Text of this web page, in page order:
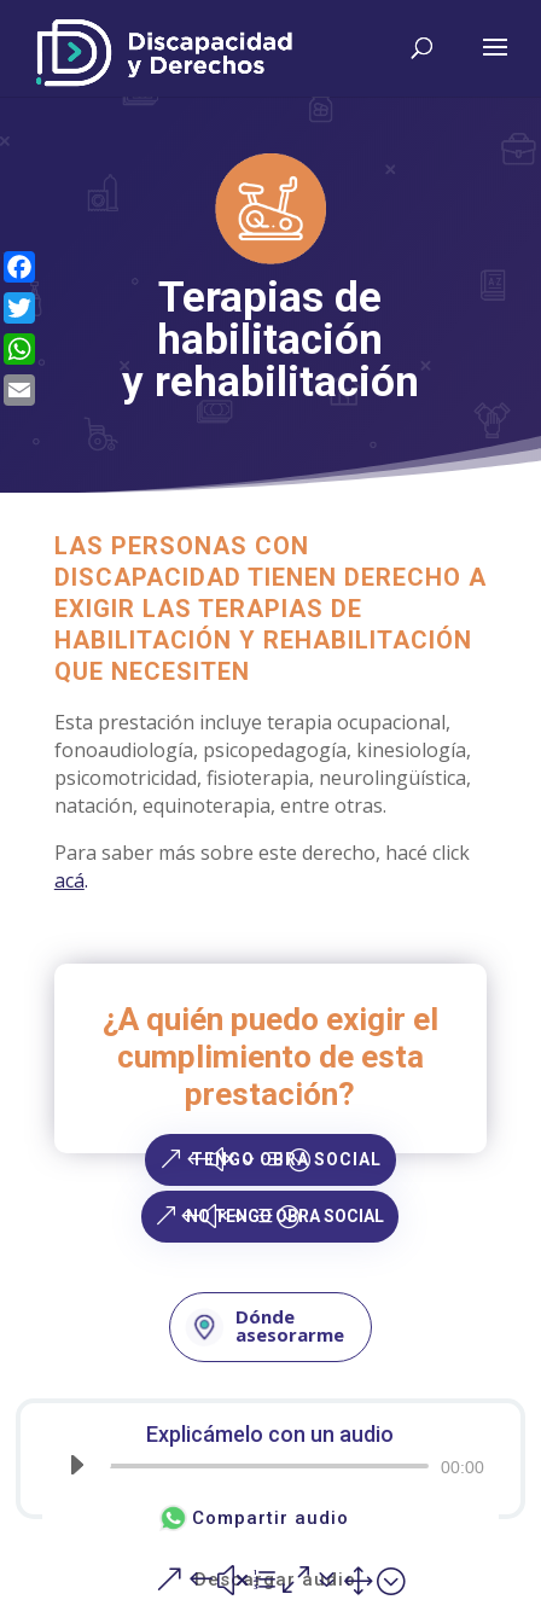
Terapias de
habilitación
y rehabilitación
LAS PERSONAS CON
DISCAPACIDAD TIENEN DERECHO A
EXIGIR LAS TERAPIAS DE
HABILITACIÓN Y REHABILITACIÓN
QUE NECESITEN
Esta prestación incluye terapia ocupacional,
fonoaudiología, psicopedagogía, kinesiología,
psicomotricidad, fisioterapia, neurolingüística,
natación, equinoterapia, entre otras.
Para saber más sobre este derecho, hacé click
acá.
¿A quién puedo exigir el
cumplimiento de esta
prestación?
TENGO OBRA SOCIAL
NO TENGO OBRA SOCIAL
Dónde
asesorarme
Explicámelo con un audio
Reproductor
audio
00:00
Compartir audio
Descargar audio
Facebook
Twitter
WhatsApp